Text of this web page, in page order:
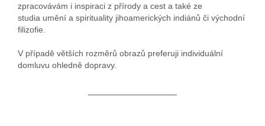
zpracovávám i inspiraci z přírody a cest a také ze
studia umění a spirituality jihoamerických indiánů či východní
filizofie.
V případě větších rozměrů obrazů preferuji individuální
domluvu ohledně dopravy.